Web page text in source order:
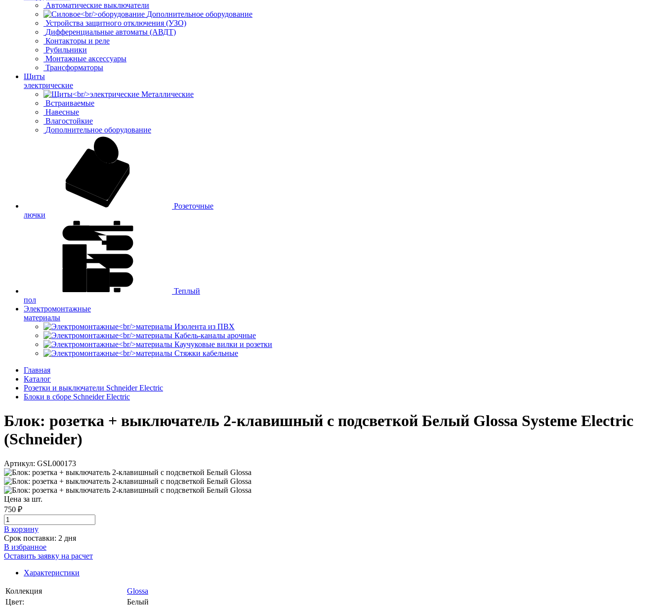
Автоматические выключатели
Дополнительное оборудование
Устройства защитного отключения (УЗО)
Дифференциальные автоматы (АВДТ)
Контакторы и реле
Рубильники
Монтажные аксессуары
Трансформаторы
Щиты
электрические
Металлические
Встраиваемые
Навесные
Влагостойкие
Дополнительное оборудование
Розеточные
лючки
Теплый
пол
Электромонтажные
материалы
Изолента из ПВХ
Кабель-каналы арочные
Каучуковые вилки и розетки
Стяжки кабельные
Главная
Каталог
Розетки и выключатели Schneider Electric
Блоки в сборе Schneider Electric
Блок: розетка + выключатель 2-клавишный с подсветкой Белый Glossa Systeme Electric
(Schneider)
Артикул: GSL000173
Цена за шт.
750 ₽
В корзинy
Срок поставки: 2 дня
В избранное
Оставить заявку на расчет
Характеристики
Коллекция
Glossa
Цвет:
Белый